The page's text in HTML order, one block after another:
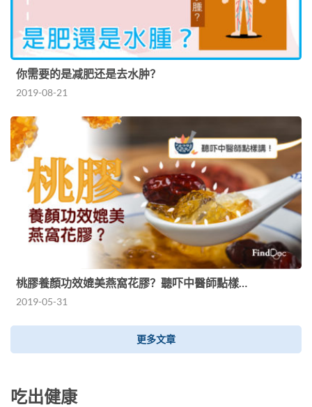
你需要的是减肥还是去水肿？
2019-08-21
桃膠養顏功效媲美燕窩花膠？聽吓中醫師點樣…
2019-05-31
更多文章
吃出健康